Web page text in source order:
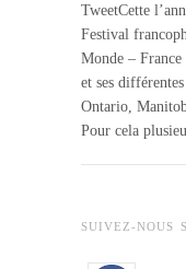
TweetCette
Festival
Monde – France
et ses
Ontario,
Pour cela
SUIVEZ-NOUS